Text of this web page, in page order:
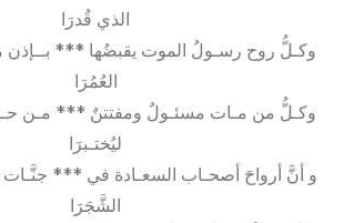
الذي قُدرَا
وكـلُّ روح رسـولُ الموت يقبضُها *** بــإذن
العُمُرَا
وكـلُّ من مـات مسئـولٌ ومفتتنٌ *** مـن
ليُختـبرَا
و أنَّ أرواحَ أصحـاب السعـادة في ***
الشَّجَرَا